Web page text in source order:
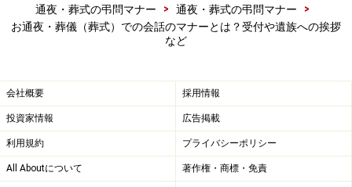
お通夜・葬式での会話マナー5：通夜ぶるま
通夜ぶるまいの席では、大声で話したり飲みすぎてしま
わないように注意しましょう。故人や遺族と親しい間柄
だったら、故人を一緒に思い出しながら遺族の胸の内を
ぜひ聞いてあげてください。
通夜・葬式の弔問マナー
> 通夜・葬式の弔問マナー
>
お通夜・葬儀（葬式）での会話のマナーとは？受付や遺族への挨拶
など
会社概要 採用情報
投資家情報 広告掲載
利用規約 プライバシーポリシー
All Aboutについて 著作権・商標・免責